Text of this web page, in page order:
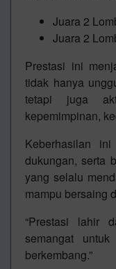
Juara 2
Juara 2
Prestasi ini
tidak hanya
tetapi juga
kepemimpinan,
Keberhasilan
dukungan, serta
yang selalu
mampu bersaing
“Prestasi lahir
semangat
berkembang.”